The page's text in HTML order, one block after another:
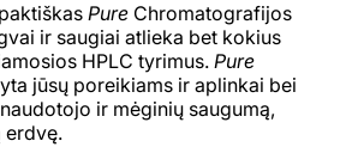
Pure Chromatografijos
ir saugiai atlieka bet kokius
HPLC tyrimus. Pure
jūsų poreikiams ir aplinkai bei
ir mėginių saugumą,
erdvę.